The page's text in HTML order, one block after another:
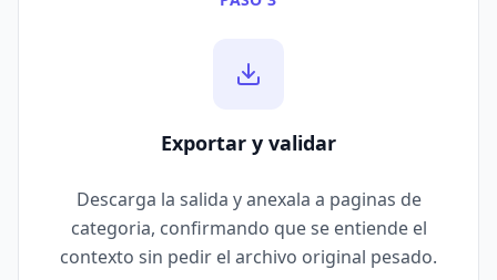
Exportar y validar
Descarga la salida y anexala a paginas de
categoria, confirmando que se entiende el
contexto sin pedir el archivo original pesado.